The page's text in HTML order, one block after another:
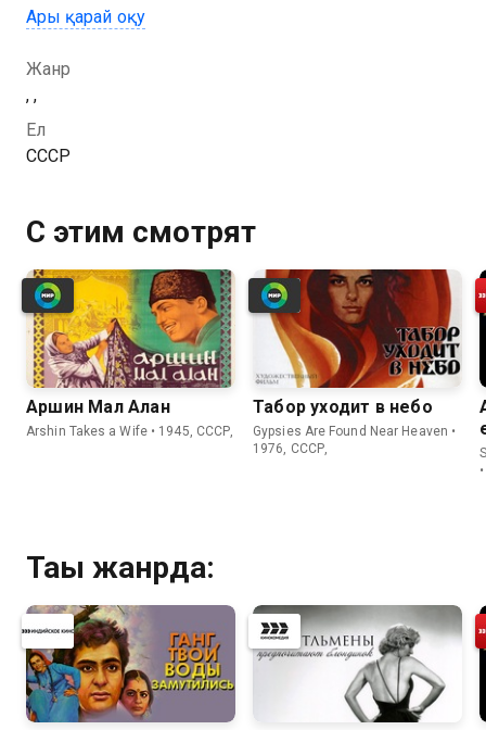
целуются и признаются друг другу в любви
Ары қарай оқу
Жанр
, ,
Ел
СССР
С этим смотрят
Аршин Мал Алан
Arshin Takes a Wife • 1945, СССР,
Табор уходит в небо
Gypsies Are Found Near Heaven •
1976, СССР,
Тағы жанрда: